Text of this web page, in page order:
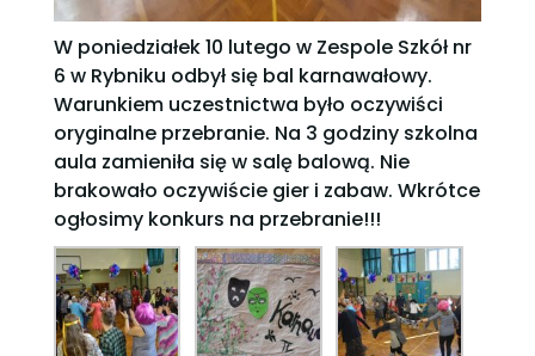
W poniedziałek 10 lutego w Zespole Szkół nr
6 w Rybniku odbył się bal karnawałowy.
Warunkiem uczestnictwa było oczywiści
oryginalne przebranie. Na 3 godziny szkolna
aula zamieniła się w salę balową. Nie
brakowało oczywiście gier i zabaw. Wkrótce
ogłosimy konkurs na przebranie!!!